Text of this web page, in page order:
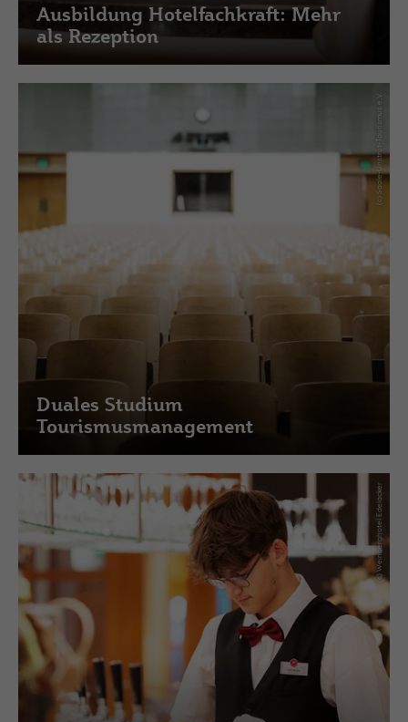
Ausbildung Hotelfachkraft: Mehr
als Rezeption
(c) Saale-Unstrut-Tourismus e.V.
Duales Studium
Tourismusmanagement
(c) Weinberghotel Edelacker